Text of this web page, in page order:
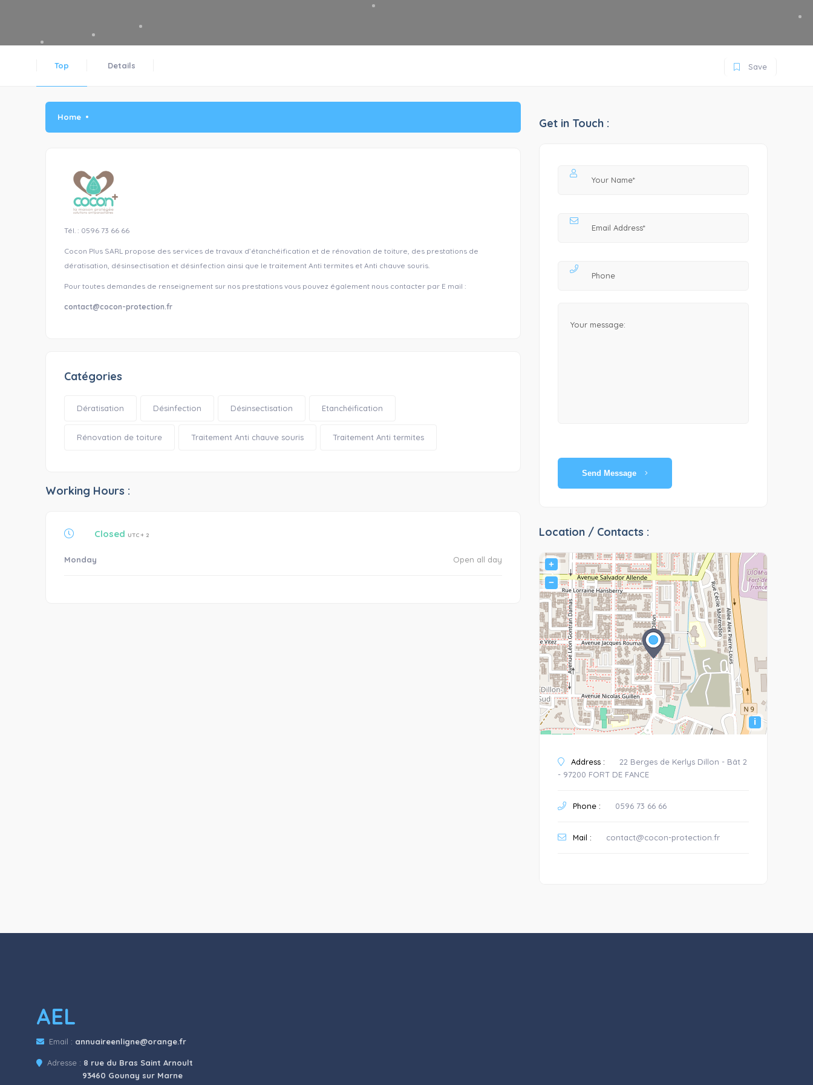
Top Details Save
Home
Tél. : 0596 73 66 66
Cocon Plus SARL propose des services de travaux d’étanchéification et de rénovation de toiture, des prestations de
dératisation, désinsectisation et désinfection ainsi que le traitement Anti termites et Anti chauve souris.
Pour toutes demandes de renseignement sur nos prestations vous pouvez également nous contacter par E mail :
contact@cocon-protection.fr
Catégories
Dératisation Désinfection Désinsectisation Etanchéification
Rénovation de toiture Traitement Anti chauve souris Traitement Anti termites
Working Hours :
Closed UTC + 2
Monday Open all day
Get in Touch :
Send Message
Location / Contacts :
+
−
i
Address :
22 Berges de Kerlys Dillon - Bât 2
- 97200 FORT DE FANCE
Phone : 0596 73 66 66
Mail : contact@cocon-protection.fr
AEL
Email : annuaireenligne@orange.fr
Adresse : 8 rue du Bras Saint Arnoult
93460 Gounay sur Marne